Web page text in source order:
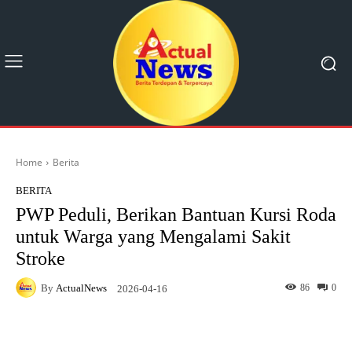
Home Berita
BERITA
PWP Peduli, Berikan Bantuan Kursi Roda
untuk Warga yang Mengalami Sakit
Stroke
By ActualNews 2026-04-16 0
86